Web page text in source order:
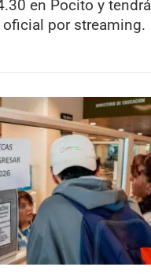
en Pocito y tendrá
por streaming.